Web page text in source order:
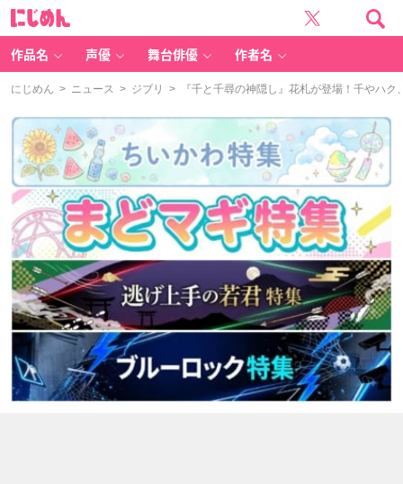
作品名 声優 舞台俳優 作者名
にじめん > ニュース > ジブリ > 『千と千尋の神隠し』花札が登場！千やハク